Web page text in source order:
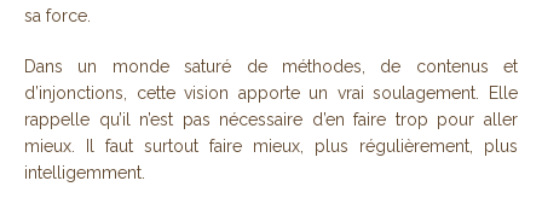
sa force.
Dans un monde saturé de méthodes, de contenus et
d’injonctions, cette vision apporte un vrai soulagement. Elle
rappelle qu’il n’est pas nécessaire d’en faire trop pour aller
mieux. Il faut surtout faire mieux, plus régulièrement, plus
intelligemment.